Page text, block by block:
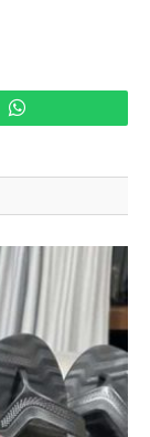
WhatsApp